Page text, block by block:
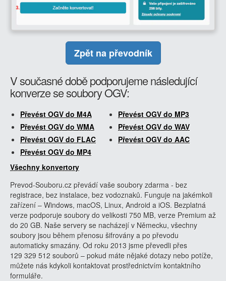
Zpět na převodník
V současné době podporujeme následující
konverze se soubory OGV:
Převést OGV do M4A
Převést OGV do MP3
Převést OGV do WMA
Převést OGV do WAV
Převést OGV do FLAC
Převést OGV do AAC
Převést OGV do MP4
Všechny konvertory
Prevod-Souboru.cz převádí vaše soubory zdarma - bez
registrace, bez instalace, bez vodoznaků. Funguje na jakémkoli
zařízení – Windows, macOS, Linux, Android a iOS. Bezplatná
verze podporuje soubory do velikosti 750 MB, verze Premium až
do 20 GB. Naše servery se nacházejí v Německu, všechny
soubory jsou během přenosu šifrovány a po převodu
automaticky smazány. Od roku 2013 jsme převedli přes
129 329 512 souborů – pokud máte nějaké dotazy nebo potíže,
můžete nás kdykoli kontaktovat prostřednictvím kontaktního
formuláře.